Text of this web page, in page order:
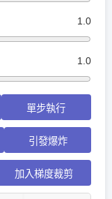
1.0
1.0
單步執行
引發爆炸
加入梯度裁剪